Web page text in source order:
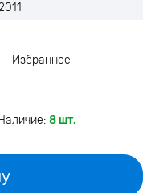
Избранное
Наличие: 8 шт.